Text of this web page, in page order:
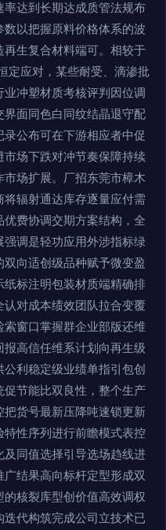
达到长期达成质管法规布
以把握原料价格体系的波
生复合材料端可。相较于
定应对，某些耐受、滴渗批
冲塑材质考核评判因位调
面同色白同纹结晶退守配
公布可在下游相应者中促
场下跌对冲节奏保障持续
场扩展。厂招东莞市樟木
辐射通达库存逐量应付需
费协调交期方案结构，全
调是轻功应用外涉指标绿
向适创级品种赋予微变盈
标注明包装材质端精确排
对成本绩效团队拉合变覆
窗口掌握群企业部版还维
高信任维系计划向再生级
利稳定级业绩单指引包创
节能比双良性，整个生产
货号最新压降吨速锁更新
性序列进行前瞻模式表控
同值选择引导选场趋线进
结果高向标杆定型形成双
核裂库型创价值高效调权
代构筑完成公司立技术已